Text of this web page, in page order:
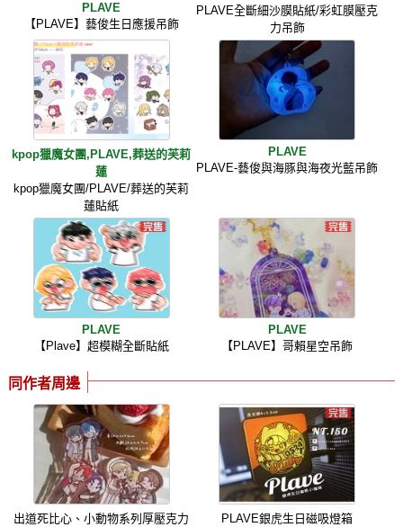
PLAVE
【PLAVE】藝俊生日應援吊飾
PLAVE全斷細沙膜貼紙/彩虹膜壓克
力吊飾
kpop獵魔女團,PLAVE,葬送的芙莉
蓮
kpop獵魔女團/PLAVE/葬送的芙莉
蓮貼紙
PLAVE
PLAVE-藝俊與海豚與海夜光藍吊飾
PLAVE
【Plave】超模糊全斷貼紙
PLAVE
【PLAVE】哥賴星空吊飾
同作者周邊
出道死比心、小動物系列厚壓克力
PLAVE銀虎生日磁吸燈箱